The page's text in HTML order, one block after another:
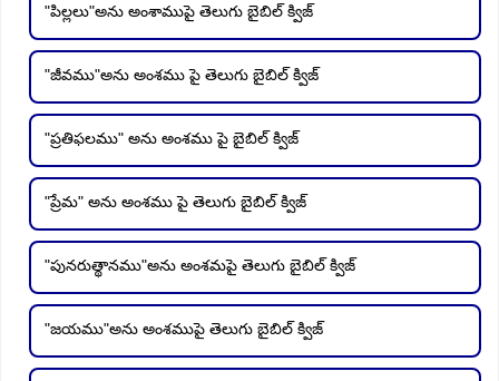
"పిల్లలు"అను అంశాముపై తెలుగు బైబిల్ క్విజ్
"జీవము"అను అంశము పై తెలుగు బైబిల్ క్విజ్
"ప్రతిఫలము" అను అంశము పై బైబిల్ క్విజ్
"ప్రేమ" అను అంశము పై తెలుగు బైబిల్ క్విజ్
"పునరుత్థానము"అను అంశమపై తెలుగు బైబిల్ క్విజ్
"జయము"అను అంశముపై తెలుగు బైబిల్ క్విజ్